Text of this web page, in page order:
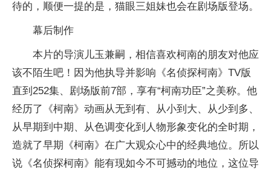
待的，顺便一提的是，猫眼三姐妹也会在剧场版登场。
幕后制作
本片的导演儿玉兼嗣，相信喜欢柯南的朋友对他应
该不陌生吧！因为他执导并影响《名侦探柯南》TV版
直到252集、剧场版前7部，享有“柯南功臣”之美称。他
经历了《柯南》动画从无到有、从小到大、从少到多、
从早期到中期、从色调变化到人物形象变化的全时期，
造就了早期《柯南》在广大观众心中的经典地位。所以
说《名侦探柯南》能有现如今不可撼动的地位，这位导